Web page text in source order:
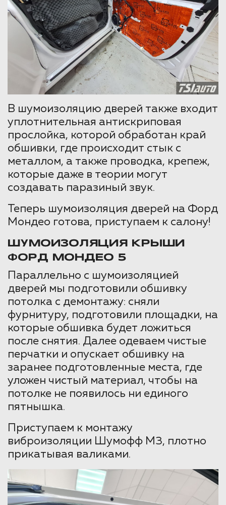
В шумоизоляцию дверей также входит
уплотнительная антискриповая
прослойка, которой обработан край
обшивки, где происходит стык с
металлом, а также проводка, крепеж,
которые даже в теории могут
создавать паразиный звук.
Теперь шумоизоляция дверей на Форд
Мондео готова, приступаем к салону!
ШУМОИЗОЛЯЦИЯ КРЫШИ
ФОРД МОНДЕО 5
Параллельно с шумоизоляцией
дверей мы подготовили обшивку
потолка с демонтажу: сняли
фурнитуру, подготовили площадки, на
которые обшивка будет ложиться
после снятия. Далее одеваем чистые
перчатки и опускает обшивку на
заранее подготовленные места, где
уложен чистый материал, чтобы на
потолке не появилось ни единого
пятнышка.
Приступаем к монтажу
виброизоляции Шумофф М3, плотно
прикатывая валиками.